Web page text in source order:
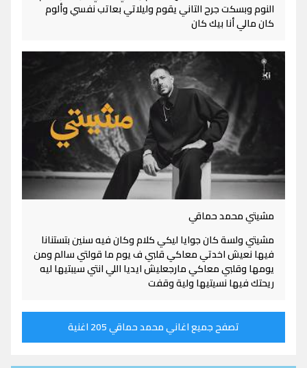
النوم وبسكت جرح التاني يقوم وليلاتي بعاتب نفسي وألوم
كان مالي أنا بيك كان
مشيتي محمد حماقي
مشيتي ولسة كان جوايا ليكي كلام وكان فيه سنين بتستنانا
فيها نعيش اخدتي معاكي قلبي ف يوم ما قولتي سالم ومن
يومها وقلبي معاكي مارجعليش ايديا اللي انتي سيبتيها ليه
ريحتك فيها نسيتيها ولية وقفت
تصفح جميع اغاني محمد حماقي 205 اغنية